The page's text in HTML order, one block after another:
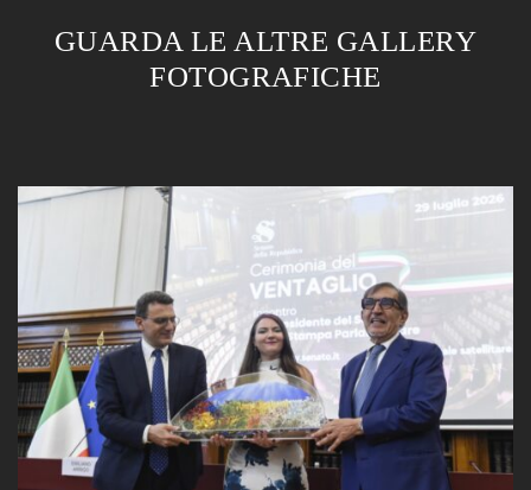
GUARDA LE ALTRE GALLERY
FOTOGRAFICHE